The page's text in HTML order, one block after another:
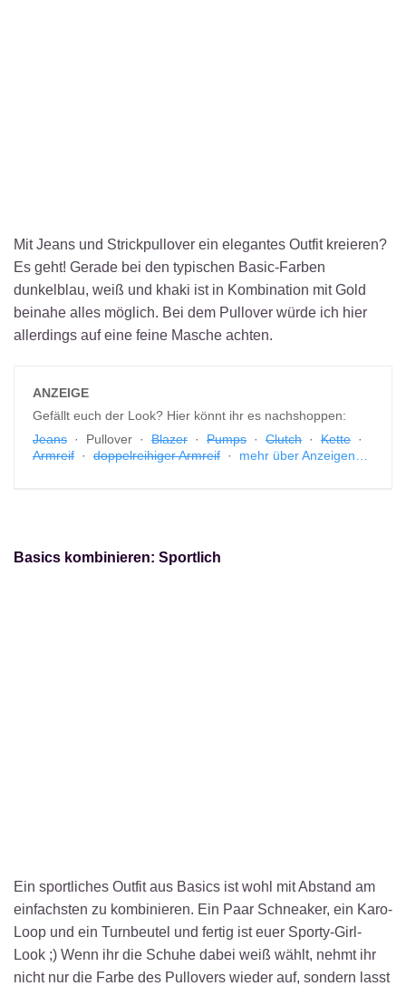
Mit Jeans und Strickpullover ein elegantes Outfit kreieren?
Es geht! Gerade bei den typischen Basic-Farben
dunkelblau, weiß und khaki ist in Kombination mit Gold
beinahe alles möglich. Bei dem Pullover würde ich hier
allerdings auf eine feine Masche achten.
ANZEIGE
Gefällt euch der Look? Hier könnt ihr es nachshoppen:
Jeans · Pullover · Blazer · Pumps · Clutch · Kette ·
Armreif · doppelreihiger Armreif · mehr über Anzeigen…
Basics kombinieren: Sportlich
Ein sportliches Outfit aus Basics ist wohl mit Abstand am
einfachsten zu kombinieren. Ein Paar Schneaker, ein Karo-
Loop und ein Turnbeutel und fertig ist euer Sporty-Girl-
Look ;) Wenn ihr die Schuhe dabei weiß wählt, nehmt ihr
nicht nur die Farbe des Pullovers wieder auf, sondern lasst